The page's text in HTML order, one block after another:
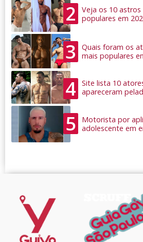
2
Veja os 10
populares em
3
Quais foram os
mais populares
4
Site lista 10
apareceram
5
Motorista por
adolescente em